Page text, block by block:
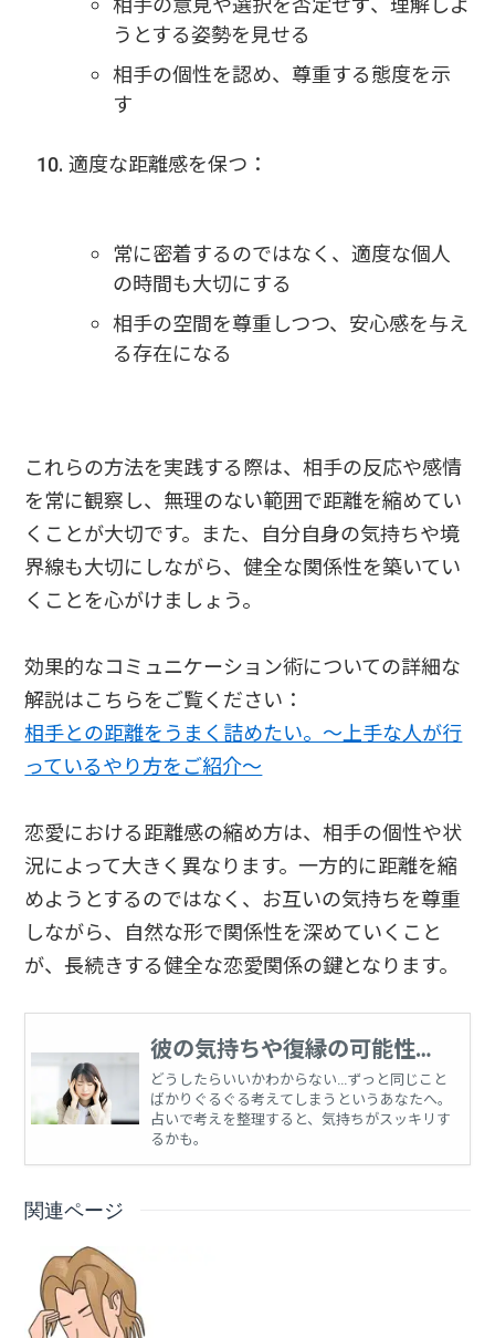
うとする姿勢を見せる
相手の個性を認め、尊重する態度を示
す
適度な距離感を保つ：
常に密着するのではなく、適度な個人
の時間も大切にする
相手の空間を尊重しつつ、安心感を与え
る存在になる
これらの方法を実践する際は、相手の反応や感情
を常に観察し、無理のない範囲で距離を縮めてい
くことが大切です。また、自分自身の気持ちや境
界線も大切にしながら、健全な関係性を築いてい
くことを心がけましょう。
効果的なコミュニケーション術についての詳細な
解説はこちらをご覧ください：
相手との距離をうまく詰めたい。～上手な人が行
っているやり方をご紹介～
恋愛における距離感の縮め方は、相手の個性や状
況によって大きく異なります。一方的に距離を縮
めようとするのではなく、お互いの気持ちを尊重
しながら、自然な形で関係性を深めていくこと
が、長続きする健全な恋愛関係の鍵となります。
彼の気持ちや復縁の可能性、
恋愛に関する悩みを占う
どうしたらいいかわからない…ずっと同じこと
ばかりぐるぐる考えてしまうというあなたへ。
占いで考えを整理すると、気持ちがスッキリす
るかも。
関連ページ